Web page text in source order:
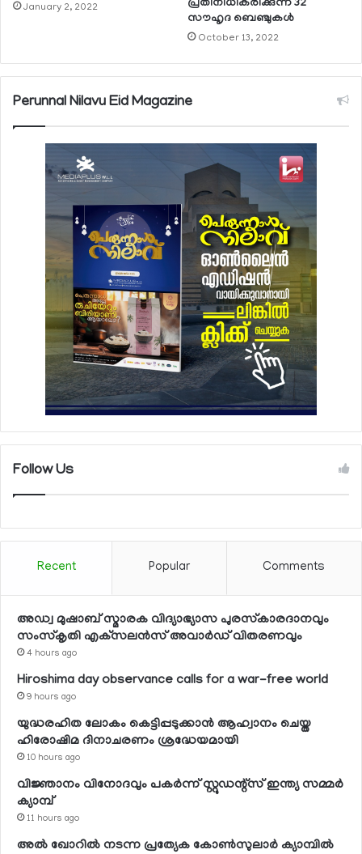
January 2, 2022
പ്രതിനിധീകരിക്കുന്ന 32
സൗഹൃദ ബെഞ്ചുകള്‍
October 13, 2022
Perunnal Nilavu Eid Magazine
Follow Us
Recent Popular Comments
അഡ്വ മുഷാബ് സ്മാരക വിദ്യാഭ്യാസ പുരസ്‌കാരദാനവും
സംസ്‌കൃതി എക്‌സലന്‍സ് അവാര്‍ഡ് വിതരണവും
4 hours ago
Hiroshima day observance calls for a war-free world
9 hours ago
യുദ്ധരഹിത ലോകം കെട്ടിപ്പടുക്കാന്‍ ആഹ്വാനം ചെയ്ത
ഹിരോഷിമ ദിനാചരണം ശ്രദ്ധേയമായി
10 hours ago
വിജ്ഞാനം വിനോദവും പകര്‍ന്ന് സ്റ്റുഡന്റ്‌സ് ഇന്ത്യ സമ്മര്‍
ക്യാമ്പ്
11 hours ago
അല്‍ ഖോറില്‍ നടന്ന പ്രത്യേക കോണ്‍സുലാര്‍ ക്യാമ്പില്‍